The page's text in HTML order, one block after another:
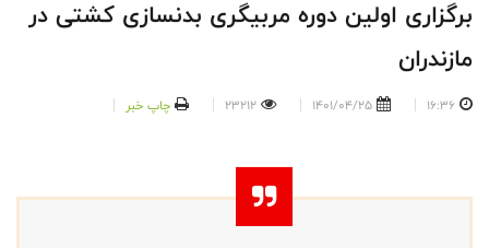
برگزاری اولین دوره مربیگری بدنسازی کشتی در
مازندران
16:36
1401/04/25
23212 چاپ خبر